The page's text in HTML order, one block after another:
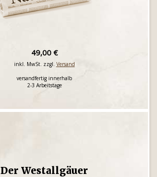
49,00 €
inkl. MwSt. zzgl. Versand
versandfertig innerhalb
2-3 Arbeitstage
Der Westallgäuer